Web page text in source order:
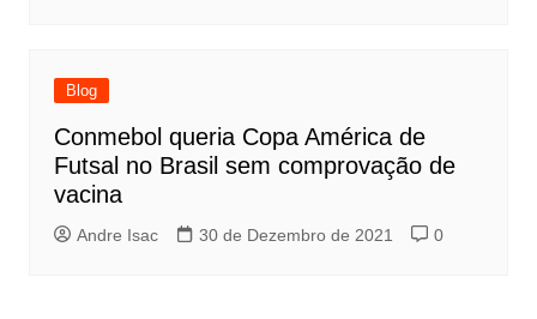
Blog
Conmebol queria Copa América de
Futsal no Brasil sem comprovação de
vacina
Andre Isac 30 de Dezembro de 2021 0